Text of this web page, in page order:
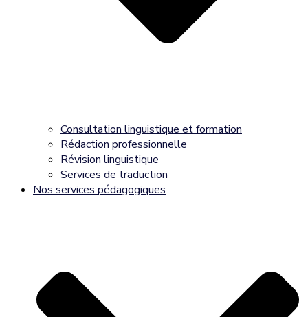
Consultation linguistique et formation
Rédaction professionnelle
Révision linguistique
Services de traduction
Nos services pédagogiques